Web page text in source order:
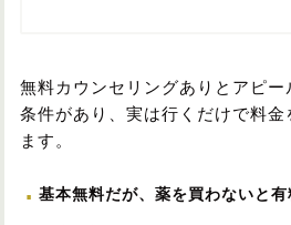
無料カウンセリングありとアピ
条件があり、実は行くだけで料金
ます。
基本無料だが、薬を買わないと有